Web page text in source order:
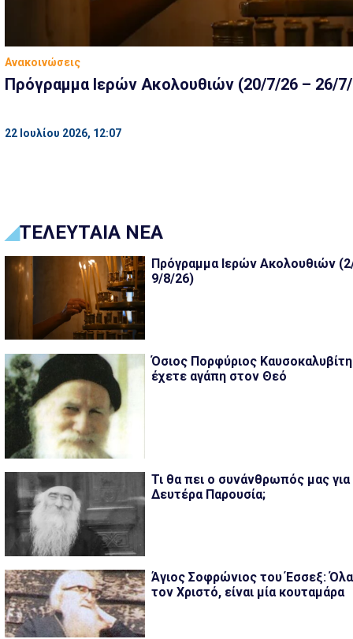
Ανακοινώσεις
Πρόγραμμα Ιερών Ακολουθιών (20/7/26 – 26/
22 Ιουλίου 2026, 12:07
ΤΕΛΕΥΤΑΙΑ ΝΕΑ
Πρόγραμμα Ιερών Ακολουθιών
9/8/26)
Όσιος Πορφύριος
έχετε αγάπη στον Θεό
Τι θα πει ο συνάνθρωπός μας
Δευτέρα Παρουσία;
Άγιος Σοφρώνιος του Έσσεξ:
τον Χριστό, είναι μία κουταμάρα